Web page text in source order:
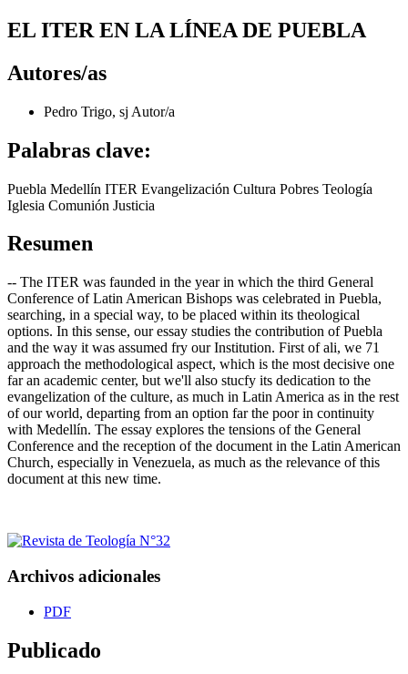
EL ITER EN LA LÍNEA DE PUEBLA
Autores/as
Pedro Trigo, sj Autor/a
Palabras clave:
Puebla Medellín ITER Evangelización Cultura Pobres Teología
Iglesia Comunión Justicia
Resumen
-- The ITER was faunded in the year in which the third General
Conference of Latin American Bishops was celebrated in Puebla,
searching, in a special way, to be placed within its theological
options. In this sense, our essay studies the contribution of Puebla
and the way it was assumed fry our Institution. First of ali, we 71
approach the methodological aspect, which is the most decisive one
far an academic center, but we'll also stucfy its dedication to the
evangelization of the culture, as much in Latin America as in the rest
of our world, departing from an option far the poor in continuity
with Medellín. The essay explores the tensions of the General
Conference and the reception of the document in the Latin American
Church, especially in Venezuela, as much as the relevance of this
document at this new time.
Archivos adicionales
PDF
Publicado